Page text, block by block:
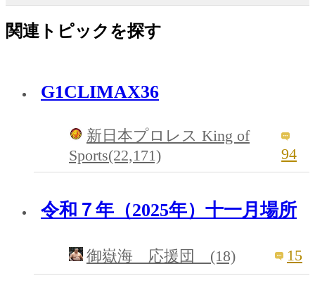
関連トピックを探す
G1CLIMAX36
新日本プロレス King of
Sports(22,171)
94
令和７年（2025年）十一月場所
御嶽海 応援団 (18) 15